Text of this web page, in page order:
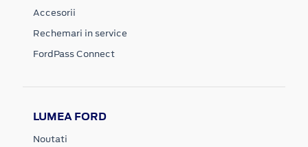
Accesorii
Rechemari in service
FordPass Connect
LUMEA FORD
Noutati